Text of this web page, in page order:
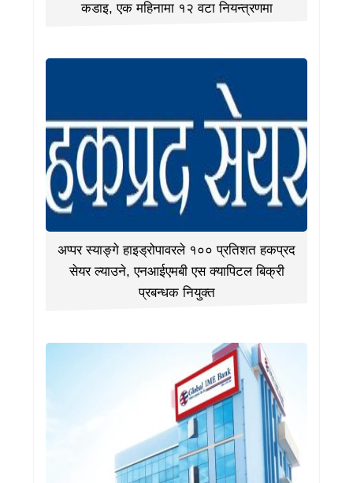
कडाइ, एक महिनामा १२ वटा नियन्त्रणमा
अप्पर स्याङ्गे हाइड्रोपावरले १०० प्रतिशत हकप्रद
सेयर ल्याउने, एनआईएमबी एस क्यापिटल बिक्री
प्रबन्धक नियुक्त